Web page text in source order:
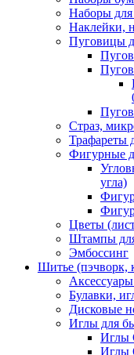
Наборы для
Наклейки,
Пуговицы
Страз,
Трафареты
Фигурные
угла)
Цветы
Штампы
Эмбоссинг
Шитье (пэчворк,
Булавки,
Дисковые
Иглы для
Иглы
Иглы